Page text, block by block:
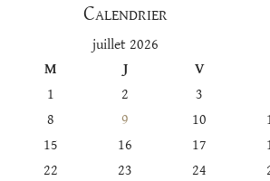
Calendrier
juillet 2026
M J
V
1
2
3
8 9 10
15 16 17
22 23 24